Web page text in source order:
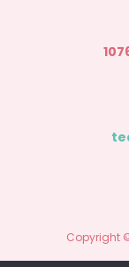
Copyright